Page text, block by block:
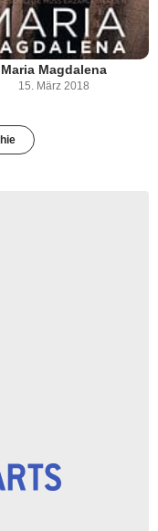
Maria Magdalena
15. März 2018